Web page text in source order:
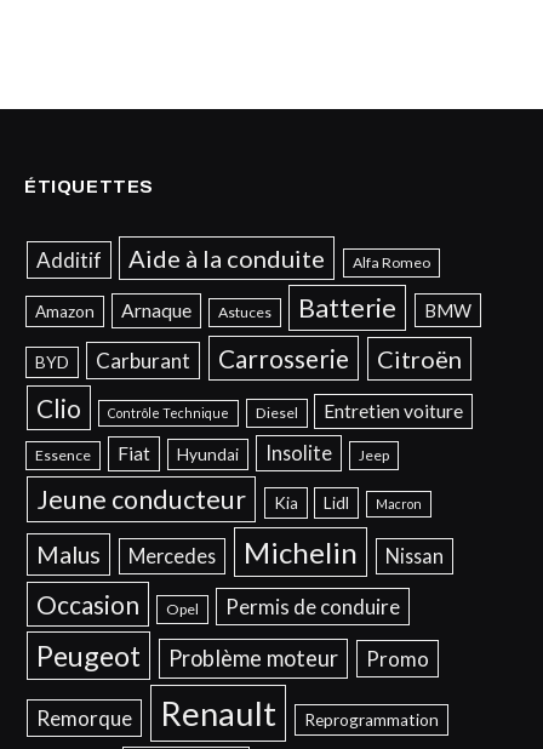
ÉTIQUETTES
Additif Aide à la conduite Alfa Romeo
Amazon Arnaque Astuces Batterie BMW
BYD Carburant Carrosserie Citroën
Clio Contrôle Technique Diesel Entretien voiture
Essence Fiat Hyundai Insolite Jeep
Jeune conducteur Kia Lidl Macron
Malus Mercedes Michelin Nissan
Occasion Opel Permis de conduire
Peugeot Problème moteur Promo
Remorque Renault Reprogrammation